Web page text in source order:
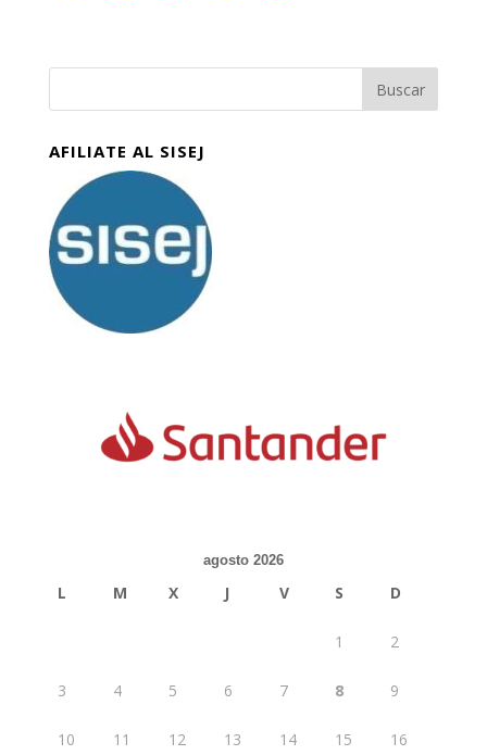
AFILIATE AL SISEJ
agosto 2026
L M X J V S D
1 2
3 4 5 6 7 8 9
10 11 12 13 14 15 16